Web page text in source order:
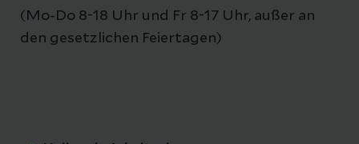
(Mo-Do 8-18 Uhr und Fr 8-17 Uhr, außer an
den gesetzlichen Feiertagen)